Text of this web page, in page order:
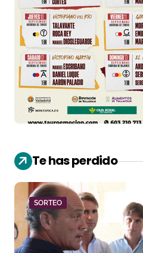
Te has perdido
SORTEO